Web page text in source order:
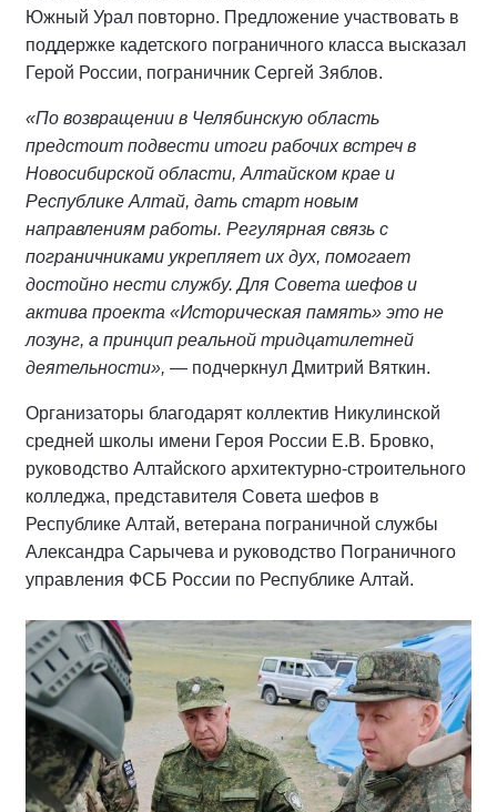
Южный Урал повторно. Предложение участвовать в
поддержке кадетского пограничного класса высказал
Герой России, пограничник Сергей Зяблов.
«По возвращении в Челябинскую область
предстоит подвести итоги рабочих встреч в
Новосибирской области, Алтайском крае и
Республике Алтай, дать старт новым
направлениям работы. Регулярная связь с
пограничниками укрепляет их дух, помогает
достойно нести службу. Для Совета шефов и
актива проекта «Историческая память» это не
лозунг, а принцип реальной тридцатилетней
деятельности», — подчеркнул Дмитрий Вяткин.
Организаторы благодарят коллектив Никулинской
средней школы имени Героя России Е.В. Бровко,
руководство Алтайского архитектурно-строительного
колледжа, представителя Совета шефов в
Республике Алтай, ветерана пограничной службы
Александра Сарычева и руководство Пограничного
управления ФСБ России по Республике Алтай.